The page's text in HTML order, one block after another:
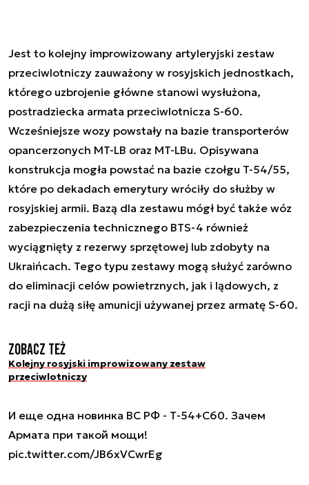
Jest to kolejny improwizowany artyleryjski zestaw
przeciwlotniczy zauważony w rosyjskich jednostkach,
którego uzbrojenie główne stanowi wysłużona,
postradziecka armata przeciwlotnicza S-60.
Wcześniejsze wozy powstały na bazie transporterów
opancerzonych MT-LB oraz MT-LBu. Opisywana
konstrukcja mogła powstać na bazie czołgu T-54/55,
które po dekadach emerytury wróciły do służby w
rosyjskiej armii. Bazą dla zestawu mógł być także wóz
zabezpieczenia technicznego BTS-4 również
wyciągnięty z rezerwy sprzętowej lub zdobyty na
Ukraińcach. Tego typu zestawy mogą służyć zarówno
do eliminacji celów powietrznych, jak i lądowych, z
racji na dużą siłę amunicji używanej przez armatę S-60.
Zobacz też
Kolejny rosyjski improwizowany zestaw
przeciwlotniczy
И еще одна новинка ВС РФ - Т-54+С60. Зачем
Армата при такой мощи!
pic.twitter.com/JB6xVCwrEg